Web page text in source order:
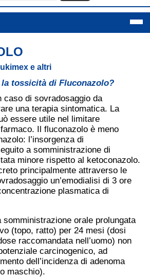
e altri
la tossicità di Fluconazolo?
caso di sovradosaggio da
una terapia sintomatica. La
essere utile nel limitare
Il fluconazolo è meno
l’insorgenza di
a somministrazione di
minore rispetto al ketoconazolo.
principalmente attraverso le
un’emodialisi di 3 ore
plasmatica di
somministrazione orale prolungata
(topo, ratto) per 24 mesi (dosi
raccomandata nell’uomo) non
carcinogenico, ad
dell’incidenza di adenoma
maschio).